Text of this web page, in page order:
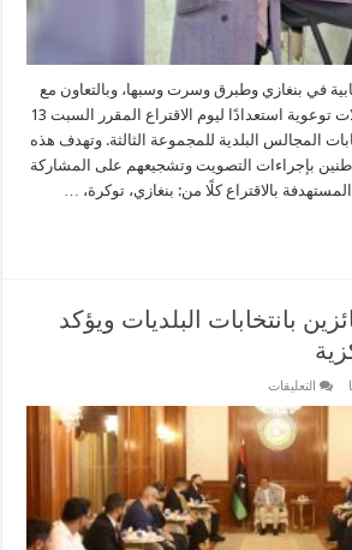
في بنغازي وطبرق وسرت وسبها، وبالتعاون مع
شركاء التوعية، تنفيذ حملات توعوية استعدادًا ليوم الاقتراع المقرر السبت 13
انتخابات المجالس البلدية للمجموعة الثالثة. وتهدف هذه
بإجراءات التصويت وتشجيعهم على المشاركة
بالاقتراع كلًا من: بنغازي، توكرة، …
بانتخابات البلديات ويؤكد
التعليقات
يلتقي
الفائزين
بانتخابات
البلديات
ويؤكد
على
دعم
اللامركزية
مغلقة